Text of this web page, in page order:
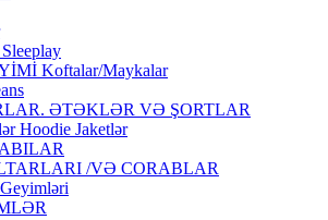
Koftalar/Maykalar
ƏTƏKLƏR VƏ ŞORTLAR
Hoodie Jaketlər
/VƏ CORABLAR